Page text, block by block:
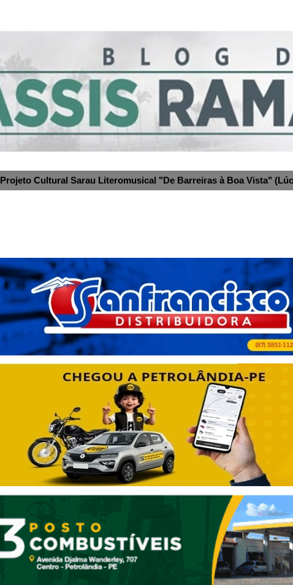
Projeto Cultural Sarau Literomusical "De Barreiras à Boa Vista"